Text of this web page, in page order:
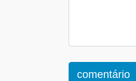
comentário